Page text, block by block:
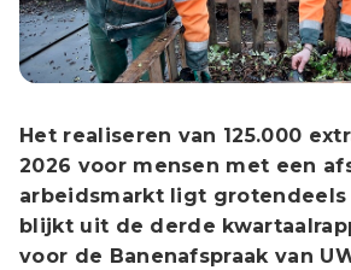
Het realiseren van 125.000
2026 voor mensen met een
arbeidsmarkt ligt grotendeels
blijkt uit de derde
voor de Banenafspraak van